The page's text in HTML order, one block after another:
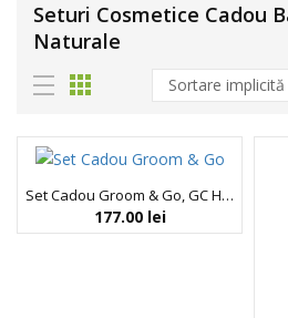
Seturi Cosmetice Cadou
Naturale
Set Cadou Groom & Go, GC Homme Fine Grooming, Gel de Dus, Sampon pentru Par si Barba, Spuma de Baie pentru Relaxarea Muschilor, Burete Exfoliant Corp, Portfard Reutilizabil, The Luxury Bathing Company, 4 articole
177.00 lei